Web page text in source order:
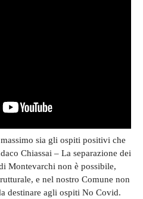
sia gli ospiti positivi che
Chiassai – La separazione dei
Montevarchi non è possibile,
e nel nostro Comune non
destinare agli ospiti No Covid.